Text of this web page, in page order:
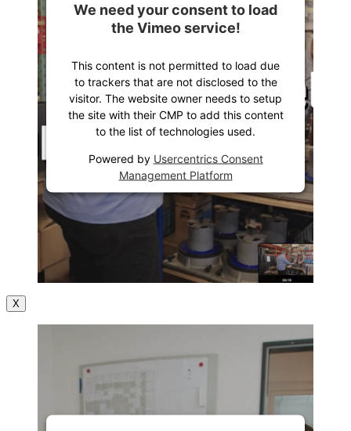
We need your consent to load
the Vimeo service!
This content is not permitted to load due
to trackers that are not disclosed to the
visitor. The website owner needs to setup
the site with their CMP to add this content
to the list of technologies used.
Powered by Usercentrics Consent
Management Platform
X